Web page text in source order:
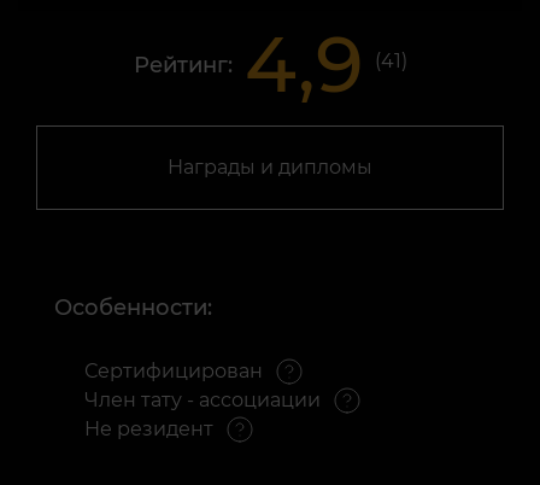
Рейтинг: 4,9 (41)
Награды и дипломы
Особенности:
Сертифицирован
Член тату - ассоциации
Не резидент